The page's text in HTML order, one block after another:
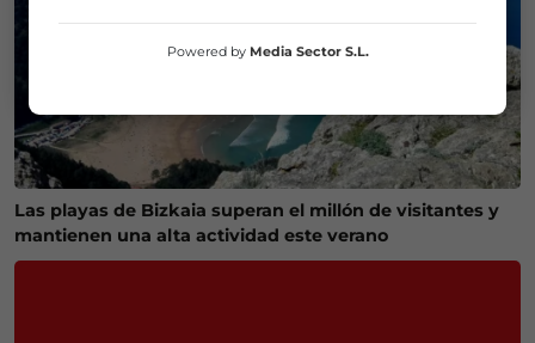
Las playas de Bizkaia superan el millón de visitantes y
mantienen una alta actividad este verano
Powered by Media Sector S.L.